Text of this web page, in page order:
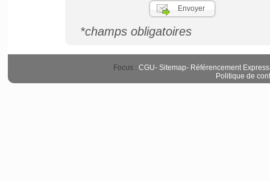
*champs obligatoires
Focus : CGU- Sitemap- Référencement Express
Politique de